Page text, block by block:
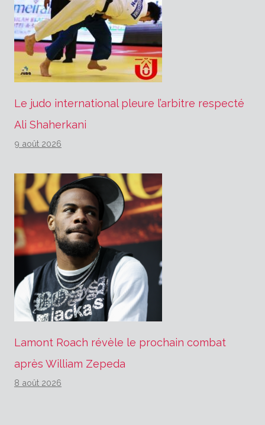
Le judo international pleure l’arbitre respecté
Ali Shaherkani
9 août 2026
Lamont Roach révèle le prochain combat
après William Zepeda
8 août 2026